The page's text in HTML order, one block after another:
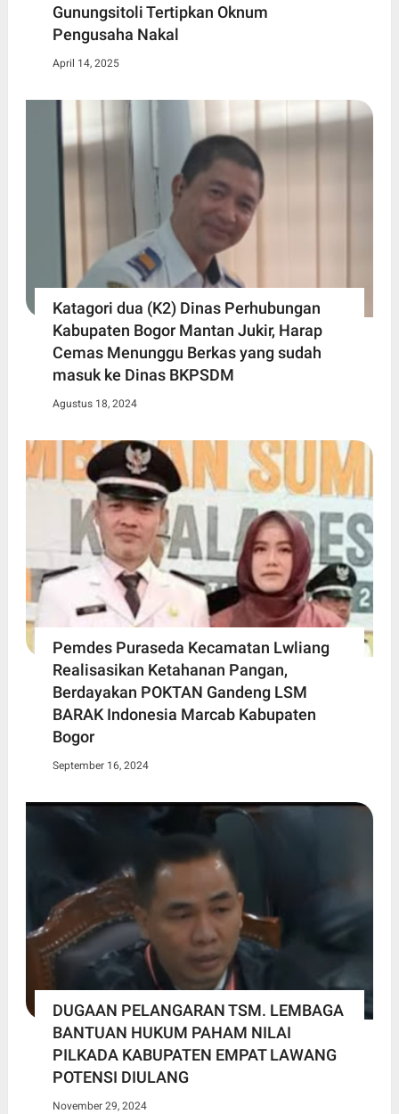
Gunungsitoli Tertipkan Oknum
Pengusaha Nakal
April 14, 2025
Katagori dua (K2) Dinas Perhubungan
Kabupaten Bogor Mantan Jukir, Harap
Cemas Menunggu Berkas yang sudah
masuk ke Dinas BKPSDM
Agustus 18, 2024
Pemdes Puraseda Kecamatan Lwliang
Realisasikan Ketahanan Pangan,
Berdayakan POKTAN Gandeng LSM
BARAK Indonesia Marcab Kabupaten
Bogor
September 16, 2024
DUGAAN PELANGARAN TSM. LEMBAGA
BANTUAN HUKUM PAHAM NILAI
PILKADA KABUPATEN EMPAT LAWANG
POTENSI DIULANG
November 29, 2024